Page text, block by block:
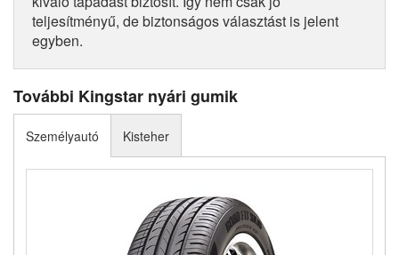
teljesítményű, de biztonságos választást is jelent
egyben.
További Kingstar nyári gumik
Személyautó Kisteher